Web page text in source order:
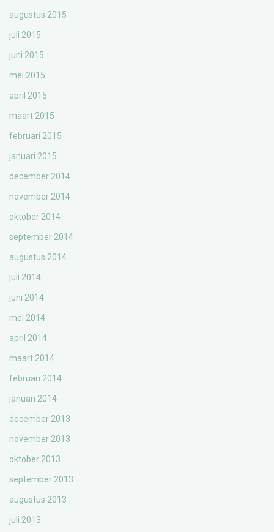
augustus 2015
juli 2015
juni 2015
mei 2015
april 2015
maart 2015
februari 2015
januari 2015
december 2014
november 2014
oktober 2014
september 2014
augustus 2014
juli 2014
juni 2014
mei 2014
april 2014
maart 2014
februari 2014
januari 2014
december 2013
november 2013
oktober 2013
september 2013
augustus 2013
juli 2013